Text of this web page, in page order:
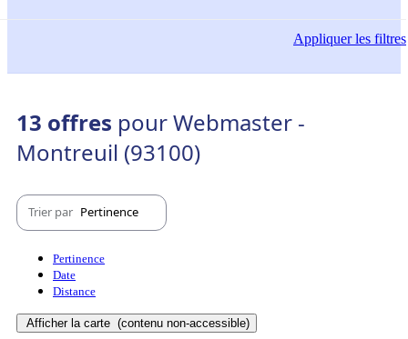
Appliquerles filtres
13 offres pour Webmaster -
Montreuil (93100)
Trier par Pertinence
Pertinence
Date
Distance
Afficher la carte (contenu non-accessible)